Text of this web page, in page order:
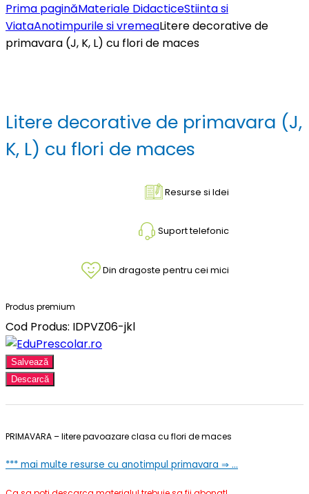
Prima paginăMateriale DidacticeStiinta si
ViataAnotimpurile si vremeaLitere decorative de
primavara (J, K, L) cu flori de maces
Litere decorative de primavara (J,
K, L) cu flori de maces
Resurse si Idei
Suport telefonic
Din dragoste pentru cei mici
Produs premium
Cod Produs: IDPVZ06-jkl
Salvează
Descarcă
PRIMAVARA – litere pavoazare clasa cu flori de maces
*** mai multe resurse cu anotimpul primavara ⇒ …